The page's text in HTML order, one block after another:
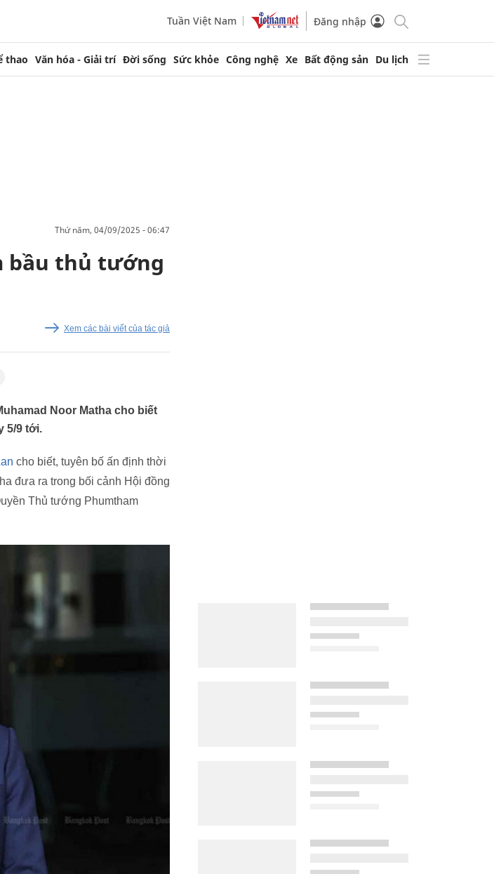
Tuần Việt Nam Đăng nhập
thao Văn hóa - Giải trí Đời sống Sức khỏe Công nghệ Xe Bất động sản Du lịch
thứ năm, 04/09/2025 - 06:47
bầu thủ tướng
Xem các bài viết của tác giả
Noor Matha cho biết
5/9 tới.
cho biết, tuyên bố ấn định thời
đưa ra trong bối cảnh Hội đồng
Thủ tướng Phumtham